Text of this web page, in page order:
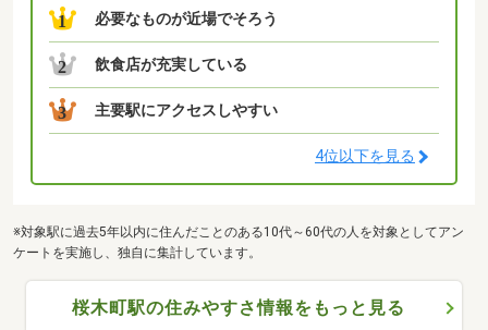
1 必要なものが近場でそろう
2 飲食店が充実している
3 主要駅にアクセスしやすい
4位以下を見る
※対象駅に過去5年以内に住んだことのある10代～60代の人を対象としてアン
ケートを実施し、独自に集計しています。
桜木町駅の住みやすさ情報をもっと見る